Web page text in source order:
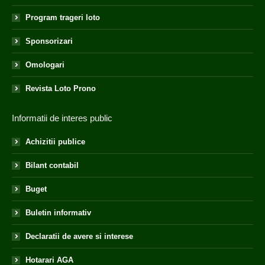
Program trageri loto
Sponsorizari
Omologari
Revista Loto Prono
Informatii de interes public
Achizitii publice
Bilant contabil
Buget
Buletin informativ
Declaratii de avere si interese
Hotarari AGA